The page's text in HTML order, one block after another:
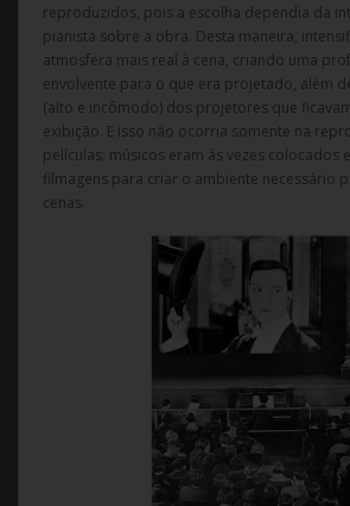
reproduzidos, pois a escolha dependia da
pianista sobre a obra. Desta maneira,
atmosfera mais real à cena, criando uma
envolvente para o que era projetado, além
(alto e incômodo) dos projetores que
exibição. E isso não ocorria somente na
películas: músicos eram às vezes colocados
filmagens para criar o ambiente necessário
cenas.